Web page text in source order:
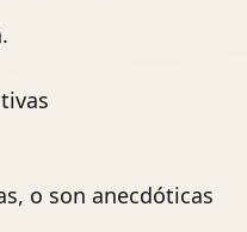
o son anecdóticas